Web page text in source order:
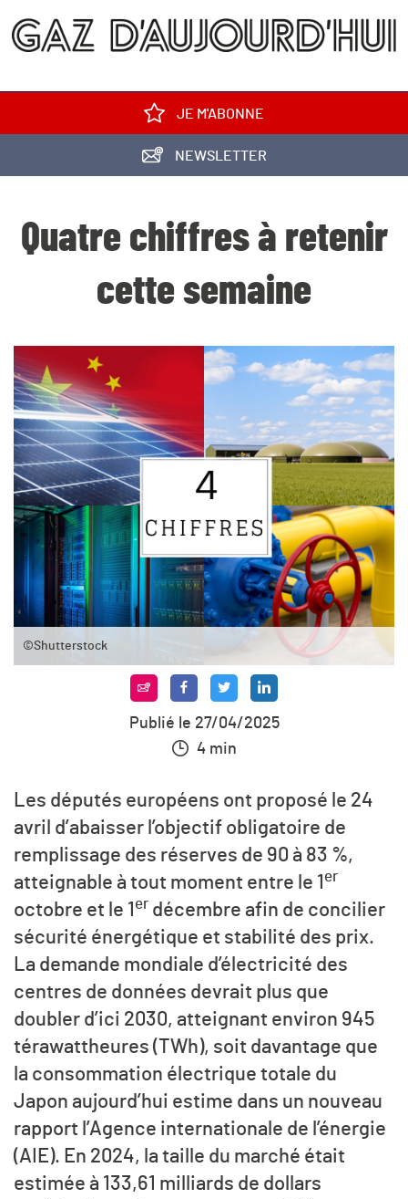
JE M'ABONNE
NEWSLETTER
Quatre chiffres à retenir
cette semaine
©Shutterstock
Publié le 27/04/2025
4 min
Les députés européens ont proposé le 24
avril d’abaisser l’objectif obligatoire de
remplissage des réserves de 90 à 83 %,
atteignable à tout moment entre le 1 er
octobre et le 1 er décembre afin de concilier
sécurité énergétique et stabilité des prix.
La demande mondiale d’électricité des
centres de données devrait plus que
doubler d’ici 2030, atteignant environ 945
térawattheures (TWh), soit davantage que
la consommation électrique totale du
Japon aujourd’hui estime dans un nouveau
rapport l’Agence internationale de l’énergie
(AIE). En 2024, la taille du marché était
estimée à 133,61 milliards de dollars